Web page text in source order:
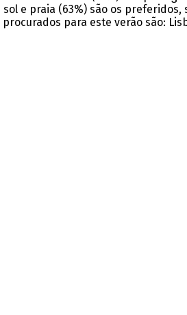
e praia (63%) são os
para este verão são: